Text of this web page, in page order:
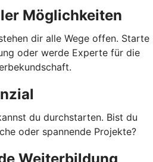
Möglichkeiten
dir alle Wege offen. Starte
oder werde Experte für die
du durchstarten. Bist du
oder spannende Projekte?